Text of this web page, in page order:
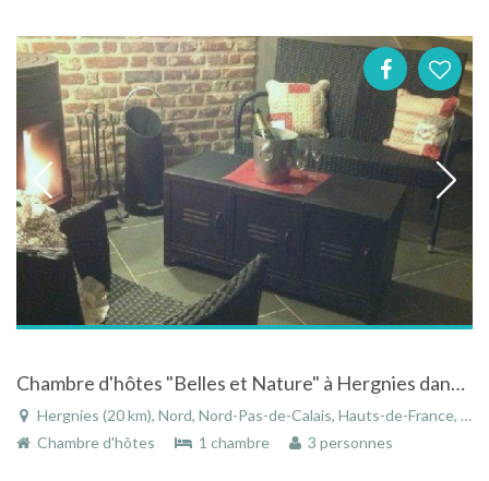
Chambre d'hôtes "Belles et Nature" à Hergnies dans le Nord-Pas-de-Calais avec espace jacuzzi
Hergnies (20 km), Nord, Nord-Pas-de-Calais, Hauts-de-France, France
Chambre d'hôtes
1 chambre 3 personnes